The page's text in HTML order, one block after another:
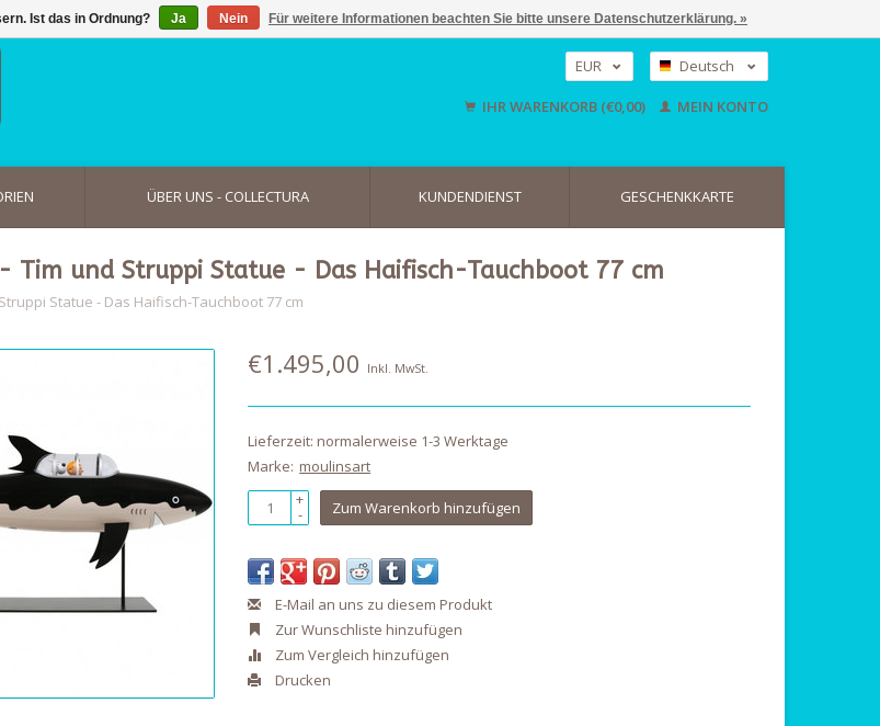
EUR
USD
Deutsch
English
IHR WARENKORB (€0,00) MEIN KONTO
ÜBER UNS - COLLECTURA KUNDENDIENST GESCHENKKARTE
Tim und Struppi Statue - Das Haifisch-Tauchboot 77 cm
Statue - Das Haifisch-Tauchboot 77 cm
€1.495,00 Inkl. MwSt.
Lieferzeit: normalerweise 1-3 Werktage
Marke: moulinsart
+
- Zum Warenkorb hinzufügen
E-Mail an uns zu diesem Produkt
Zur Wunschliste hinzufügen
Zum Vergleich hinzufügen
Drucken
Ist das in Ordnung? Ja Nein Für weitere Informationen beachten Sie bitte unsere Datenschutzerklärung. »